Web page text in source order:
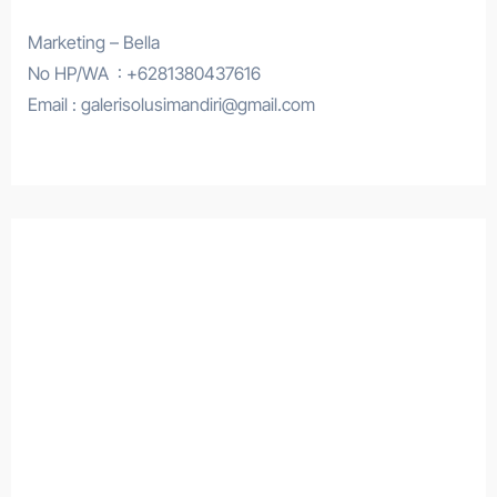
Marketing – Bella
No HP/WA : +6281380437616
Email : galerisolusimandiri@gmail.com